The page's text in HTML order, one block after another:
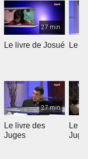
27 min
Le livre de Josué Le
27 min
Le livre des
Juges
Le